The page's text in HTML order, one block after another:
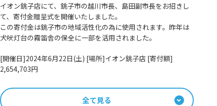
イオン銚子店にて、銚子市の越川市長、島田副市長をお招きし
て、寄付金贈呈式を開催いたしました。
この寄付金は銚子市の地域活性化の為に使用されます。昨年は
犬吠灯台の霧笛舎の保全に一部を活用されました。
[開催日]2024年6月22日(土) [場所]イオン銚子店 [寄付額]
2,654,703円
全て見る